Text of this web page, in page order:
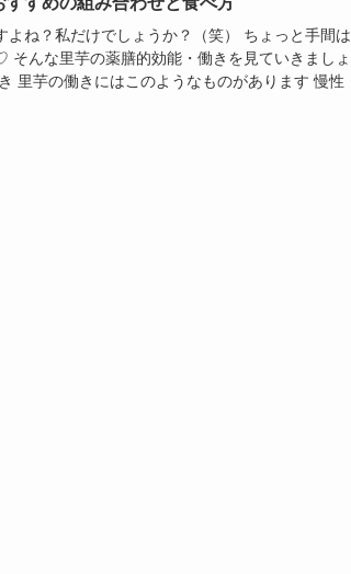
よね？私だけでしょうか？（笑） ちょっと手間は
んな里芋の薬膳的効能・働きを見ていきましょ
里芋の働きにはこのようなものがあります 慢性